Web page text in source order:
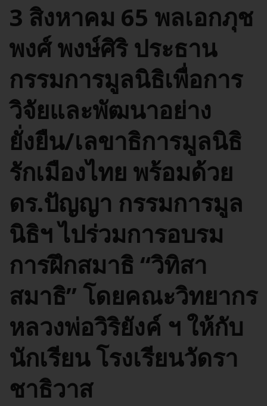
3 สิงหาคม 65 พลเอกภุช
พงศ์ พงษ์ศิริ ประธาน
กรรมการมูลนิธิเพื่อการ
วิจัยและพัฒนาอย่าง
ยั่งยืน/เลขาธิการมูลนิธิ
รักเมืองไทย พร้อมด้วย
ดร.ปัญญา กรรมการมูล
นิธิฯ ไปร่วมการอบรม
การฝึกสมาธิ “วิทิสา
สมาธิ” โดยคณะวิทยากร
หลวงพ่อวิริยังค์ ฯ ให้กับ
นักเรียน โรงเรียนวัดรา
ชาธิวาส